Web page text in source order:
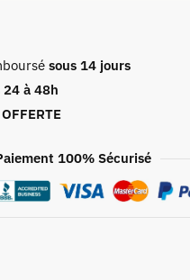
sous 14 jours
24 à 48h
OFFERTE
100% Sécurisé